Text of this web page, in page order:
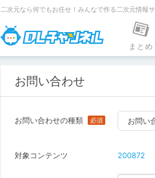
二次元なら何でもお任せ！みんなで作る二次元情報サ
DLチャンネル
まとめ
お問い合わせ
お問い合わせの種類 お問い
対象コンテンツ 200872